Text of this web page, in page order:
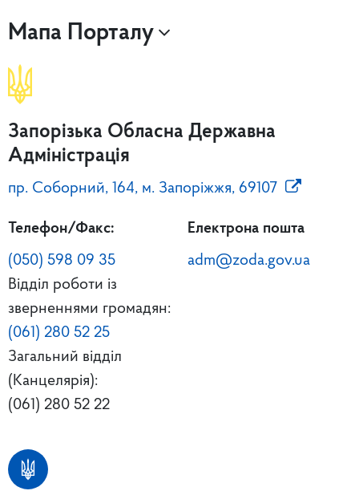
Мапа Порталу
Запорізька Обласна Державна
Адміністрація
пр. Соборний, 164, м. Запоріжжя, 69107
Телефон/Факс:
(050) 598 09 35
Відділ роботи із
зверненнями громадян:
(061) 280 52 25
Загальний відділ
(Канцелярія):
(061) 280 52 22
Електрона пошта
adm@zoda.gov.ua